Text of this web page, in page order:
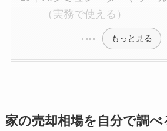
（実務で使える）
もっと見る
家の売却相場を自分で調